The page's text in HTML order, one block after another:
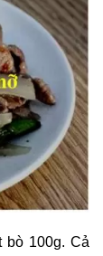
bò 100g. Cả